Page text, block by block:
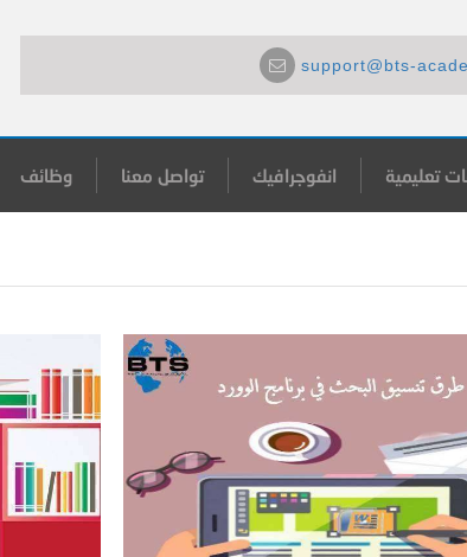
support@bts-
تعليمية انفوجرافيك تواصل معنا وظائف